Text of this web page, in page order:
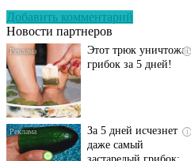
Добавить комментарий
Новости партнеров
i
Этот трюк уничтожает
грибок за 5 дней!
i
За 5 дней исчезнет
даже самый
застарелый грибок: